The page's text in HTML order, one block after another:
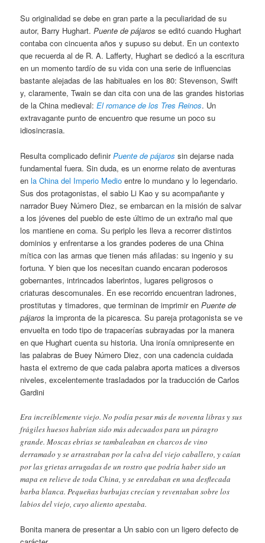
Su originalidad se debe en gran parte a la peculiaridad de su
autor, Barry Hughart.Puente de pájaros se editó cuando Hughart
contaba con cincuenta años y supuso su debut. En un contexto
que recuerda al de R. A. Lafferty, Hughart se dedicó a la escritura
en un momento tardío de su vida con una serie de influencias
bastante alejadas de las habituales en los 80: Stevenson, Swift
y, claramente, Twain se dan cita con una de las grandes historias
de la China medieval:El romance de los Tres Reinos. Un
extravagante punto de encuentro que resume un poco su
idiosincrasia.
Resulta complicado definirPuente de pájaros sin dejarse nada
fundamental fuera. Sin duda, es un enorme relato de aventuras
enla China del Imperio Medio entre lo mundano y lo legendario.
Sus dos protagonistas, el sabio Li Kao y su acompañante y
narrador Buey Número Diez, se embarcan en la misión de salvar
a los jóvenes del pueblo de este último de un extraño mal que
los mantiene en coma. Su periplo les lleva a recorrer distintos
dominios y enfrentarse a los grandes poderes de una China
mítica con las armas que tienen más afiladas: su ingenio y su
fortuna. Y bien que los necesitan cuando encaran poderosos
gobernantes, intrincados laberintos, lugares peligrosos o
criaturas descomunales. En ese recorrido encuentran ladrones,
prostitutas y timadores, que terminan de imprimir enPuente de
pájaros la impronta de la picaresca. Su pareja protagonista se ve
envuelta en todo tipo de trapacerías subrayadas por la manera
en que Hughart cuenta su historia. Una ironía omnipresente en
las palabras de Buey Número Diez, con una cadencia cuidada
hasta el extremo de que cada palabra aporta matices a diversos
niveles, excelentemente trasladados por la traducción de Carlos
Gardini
Era increíblemente viejo. No podía pesar más de noventa libras y sus
frágiles huesos habrían sido más adecuados para un páragro
grande. Moscas ebrias se tambaleaban en charcos de vino
derramado y se arrastraban por la calva del viejo caballero, y caían
por las grietas arrugadas de un rostro que podría haber sido un
mapa en relieve de toda China, y se enredaban en una desflecada
barba blanca. Pequeñas burbujas crecían y reventaban sobre los
labios del viejo, cuyo aliento apestaba.
Bonita manera de presentar a Un sabio con un ligero defecto de